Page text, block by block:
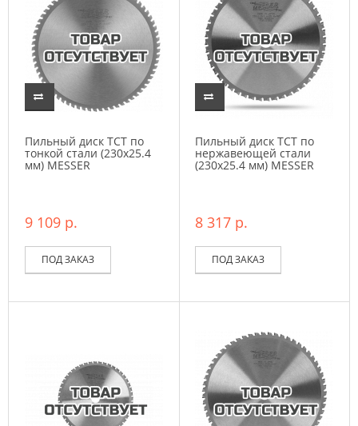
Пильный диск ТСТ по
тонкой стали (230х25.4
мм) MESSER
9 109 р.
ПОД ЗАКАЗ
Пильный диск ТСТ по
нержавеющей стали
(230х25.4 мм) MESSER
8 317 р.
ПОД ЗАКАЗ